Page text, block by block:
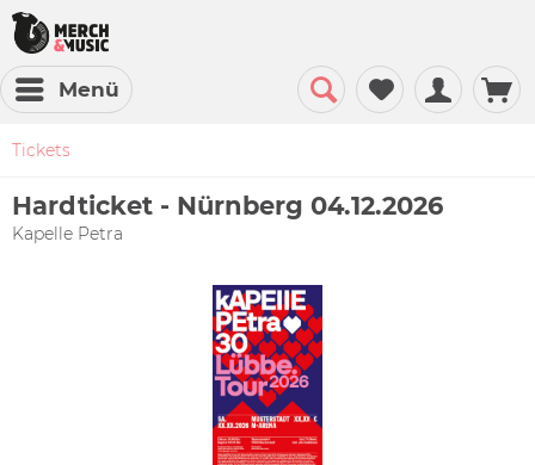
Menü
Tickets
Hardticket - Nürnberg 04.12.2026
Kapelle Petra